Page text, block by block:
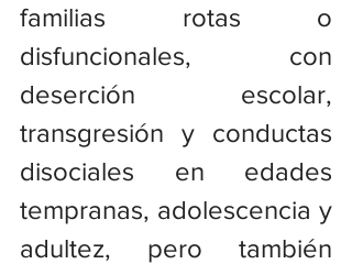
familias rotas o
disfuncionales, con
deserción escolar,
transgresión y conductas
disociales en edades
tempranas, adolescencia y
adultez, pero también